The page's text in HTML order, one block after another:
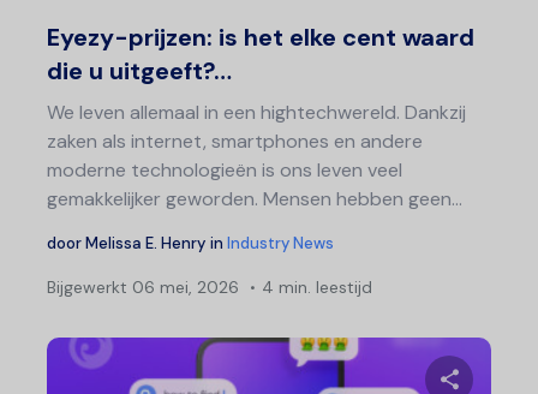
Eyezy-prijzen: is het elke cent waard
die u uitgeeft?…
We leven allemaal in een hightechwereld. Dankzij
zaken als internet, smartphones en andere
moderne technologieën is ons leven veel
gemakkelijker geworden. Mensen hebben geen...
doorMelissa E. Henry in Industry News
Bijgewerkt 06 mei, 2026 4 min. leestijd